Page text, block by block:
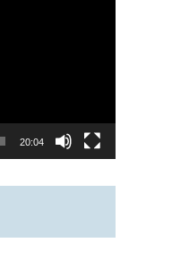
20:04